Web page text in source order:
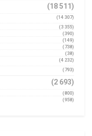
(18 511)
(14 307)
(3 355)
(390)
(149)
(738)
(38)
(4 232)
(793)
(2 693)
(800)
(958)